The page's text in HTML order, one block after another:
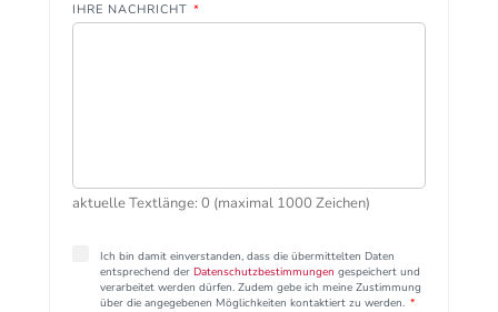
IHRE NACHRICHT *
aktuelle Textlänge: 0 (maximal 1000 Zeichen)
Ich bin damit einverstanden, dass die übermittelten Daten
entsprechend der Datenschutzbestimmungen gespeichert und
verarbeitet werden dürfen. Zudem gebe ich meine Zustimmung
über die angegebenen Möglichkeiten kontaktiert zu werden. *